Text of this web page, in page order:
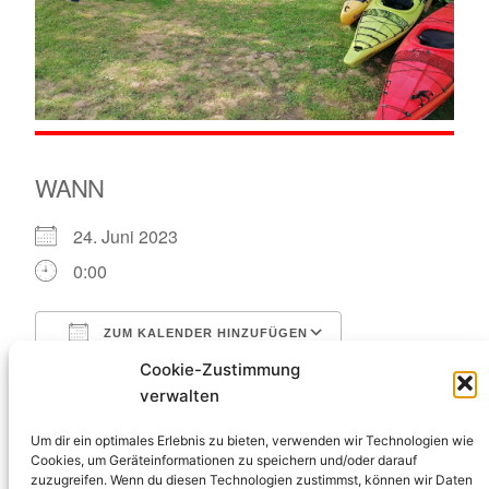
Cookie-Zustimmung
verwalten
Um dir ein optimales Erlebnis zu bieten, verwenden wir Technologien wie
Cookies, um Geräteinformationen zu speichern und/oder darauf
zuzugreifen. Wenn du diesen Technologien zustimmst, können wir Daten
WANN
24. Juni 2023
0:00
ZUM KALENDER HINZUFÜGEN
ICS herunterladen Google
Kanu – Club Unkel e.V.
Auf dem Rheinbüchel 32a, Unkel, 53572